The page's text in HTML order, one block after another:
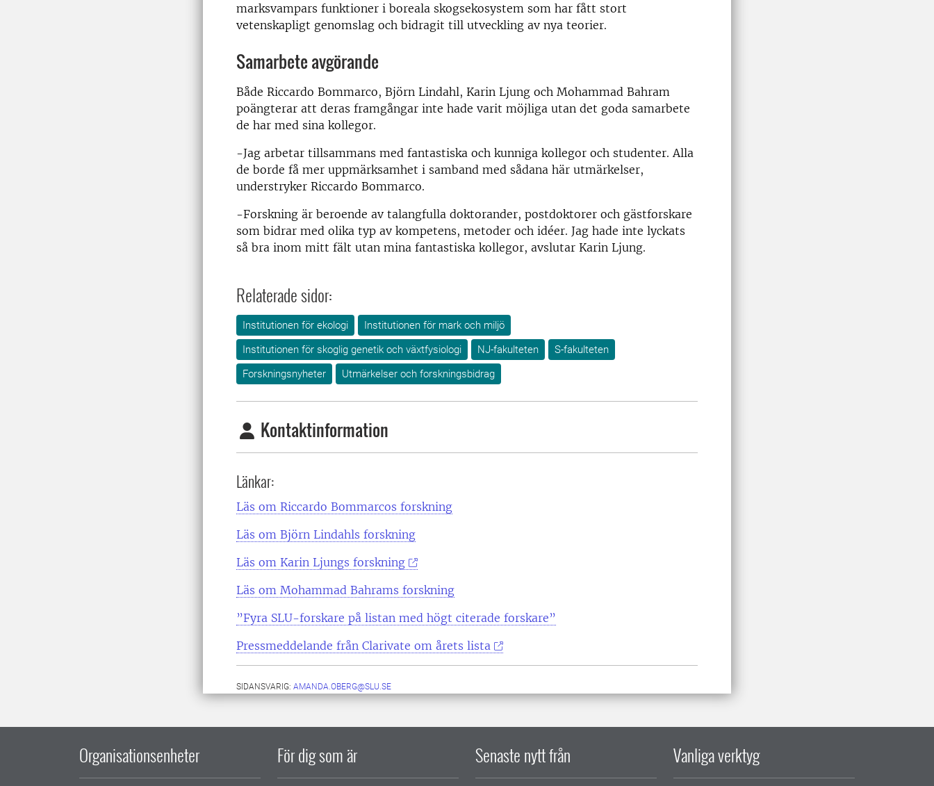
marksvampars funktioner i boreala skogsekosystem som har fått stort
vetenskapligt genomslag och bidragit till utveckling av nya teorier.
Samarbete avgörande
Både Riccardo Bommarco, Björn Lindahl, Karin Ljung och Mohammad Bahram
poängterar att deras framgångar inte hade varit möjliga utan det goda samarbete
de har med sina kollegor.
-Jag arbetar tillsammans med fantastiska och kunniga kollegor och studenter. Alla
de borde få mer uppmärksamhet i samband med sådana här utmärkelser,
understryker Riccardo Bommarco.
-Forskning är beroende av talangfulla doktorander, postdoktorer och gästforskare
som bidrar med olika typ av kompetens, metoder och idéer. Jag hade inte lyckats
så bra inom mitt fält utan mina fantastiska kollegor, avslutar Karin Ljung.
Relaterade sidor:
Institutionen för ekologi
Institutionen för mark och miljö
Institutionen för skoglig genetik och växtfysiologi
NJ-fakulteten
S-fakulteten
Forskningsnyheter
Utmärkelser och forskningsbidrag
Kontaktinformation
Länkar:
Läs om Riccardo Bommarcos forskning
Läs om Björn Lindahls forskning
Läs om Karin Ljungs forskning
Läs om Mohammad Bahrams forskning
”Fyra SLU-forskare på listan med högt citerade forskare”
Pressmeddelande från Clarivate om årets lista
SIDANSVARIG: AMANDA.OBERG@SLU.SE
Organisationsenheter För dig som är Senaste nytt från Vanliga verktyg